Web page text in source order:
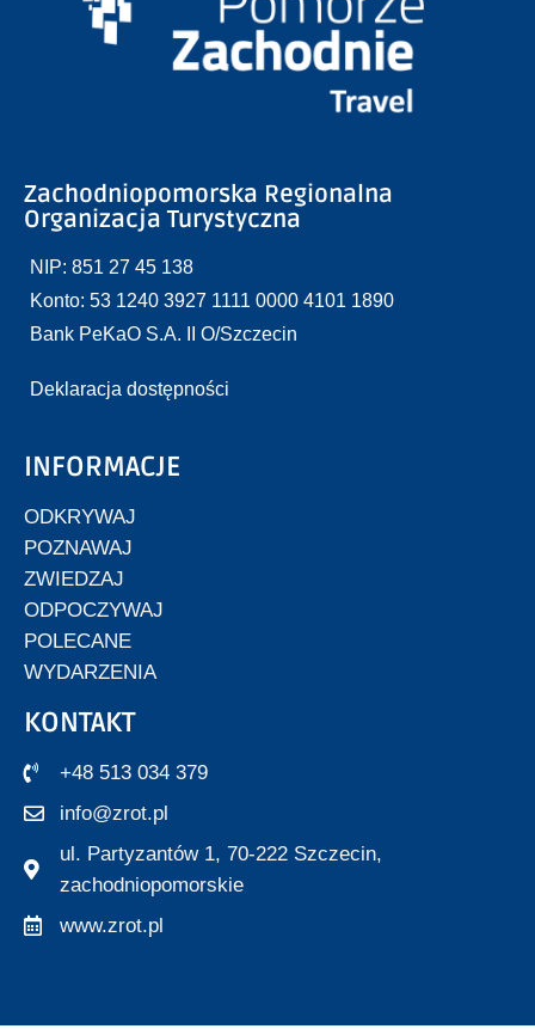
Zachodniopomorska Regionalna
Organizacja Turystyczna
NIP: 851 27 45 138
Konto: 53 1240 3927 1111 0000 4101 1890
Bank PeKaO S.A. II O/Szczecin
Deklaracja dostępności
INFORMACJE
ODKRYWAJ
POZNAWAJ
ZWIEDZAJ
ODPOCZYWAJ
POLECANE
WYDARZENIA
KONTAKT
+48 513 034 379
info@zrot.pl
ul. Partyzantów 1, 70-222 Szczecin,
zachodniopomorskie
www.zrot.pl